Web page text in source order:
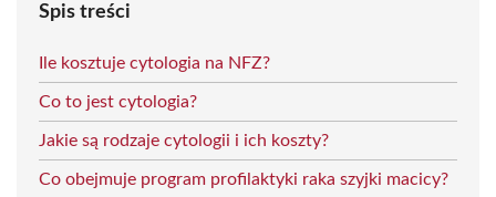
Spis treści
Ile kosztuje cytologia na NFZ?
Co to jest cytologia?
Jakie są rodzaje cytologii i ich koszty?
Co obejmuje program profilaktyki raka szyjki macicy?